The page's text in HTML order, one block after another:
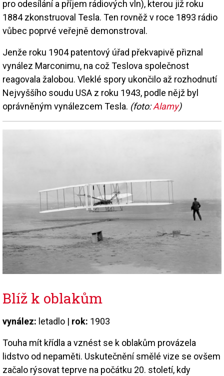
pro odesílání a příjem rádiových vln), kterou již roku
1884 zkonstruoval Tesla. Ten rovněž v roce 1893 rádio
vůbec poprvé veřejně demonstroval.
Jenže roku 1904 patentový úřad překvapivě přiznal
vynález Marconimu, na což Teslova společnost
reagovala žalobou. Vleklé spory ukončilo až rozhodnutí
Nejvyššího soudu USA z roku 1943, podle nějž byl
oprávněným vynálezcem Tesla. (foto:Alamy)
Blíž k oblakům
vynález: letadlo | rok: 1903
Touha mít křídla a vznést se k oblakům provázela
lidstvo od nepaměti. Uskutečnění smělé vize se ovšem
začalo rýsovat teprve na počátku 20. století, kdy